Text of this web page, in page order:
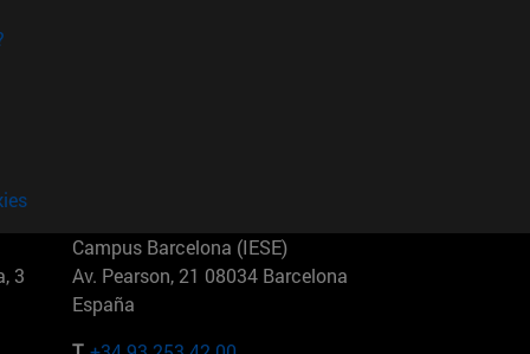
3
Campus Barcelona (IESE)
Av. Pearson, 21 08034 Barcelona
España